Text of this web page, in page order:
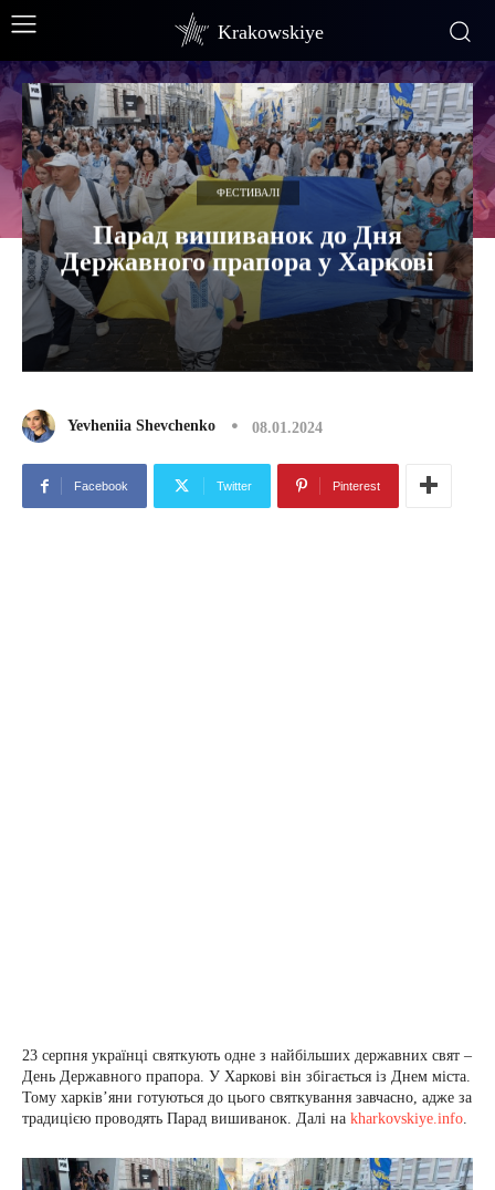
Krakowskiye
ФЕСТИВАЛІ
Парад вишиванок до Дня
Державного прапора у Харкові
Yevheniia Shevchenko 08.01.2024
Facebook Twitter Pinterest
23 серпня українці святкують одне з найбільших державних свят –
День Державного прапора. У Харкові він збігається із Днем міста.
Тому харків’яни готуються до цього святкування завчасно, адже за
традицією проводять Парад вишиванок. Далі на kharkovskiye.info.